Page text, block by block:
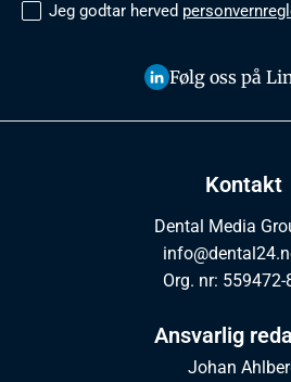
Kontakt
Dental Media
Org. nr: 559472-
Ansvarlig
Johan
Jeg godtar herved
Følg oss på